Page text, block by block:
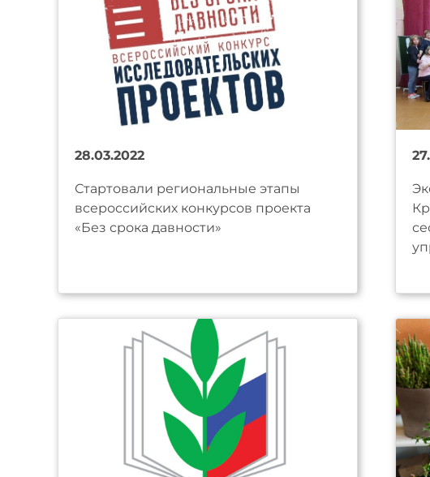
28.03.2022
Стартовали региональные этапы
всероссийских конкурсов проекта
«Без срока давности»